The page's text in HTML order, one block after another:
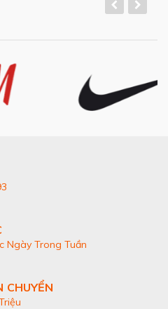
Ngày Trong Tuần
CHUYỂN